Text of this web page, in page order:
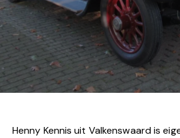
Henny Kennis uit Valkenswaard is